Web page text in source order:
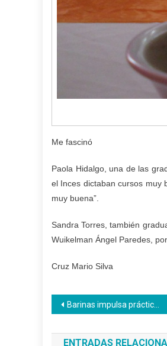
Me fascinó
Paola Hidalgo, una de las
el Inces dictaban cursos muy
muy buena”.
Sandra Torres, también
Wuikelman Ángel Paredes,
Cruz Mario Silva
Navegación
de
Barinas impulsa prácticas agrícolas en el liceo Rafael Medina Jiménez
ENTRADAS